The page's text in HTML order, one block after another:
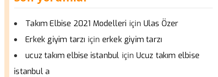
Takım Elbise 2021 Modelleri için Ulas Özer
Erkek giyim tarzı için erkek giyim tarzı
ucuz takım elbise istanbul için Ucuz takım elbise
istanbul a